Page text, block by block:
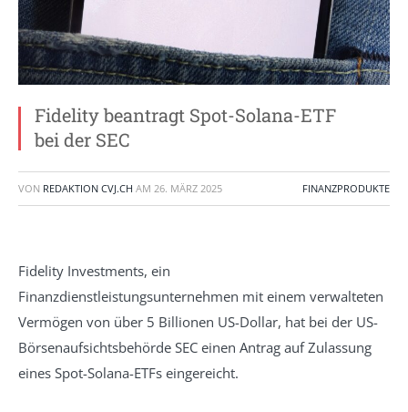
Fidelity beantragt Spot-Solana-ETF
bei der SEC
VON REDAKTION CVJ.CH AM 26. MÄRZ 2025 FINANZPRODUKTE
Fidelity Investments, ein
Finanzdienstleistungsunternehmen mit einem verwalteten
Vermögen von über 5 Billionen US-Dollar, hat bei der US-
Börsenaufsichtsbehörde SEC einen Antrag auf Zulassung
eines Spot-Solana-ETFs eingereicht.